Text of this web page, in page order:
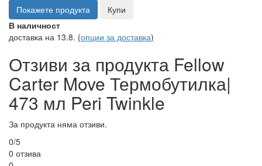
Покажете продукта
Купи
В наличност
доставка на 13.8. (опции за доставка)
Отзиви за продукта Fellow
Carter Move Термобутилка|
473 мл Peri Twinkle
За продукта няма отзиви.
0/5
0 отзива